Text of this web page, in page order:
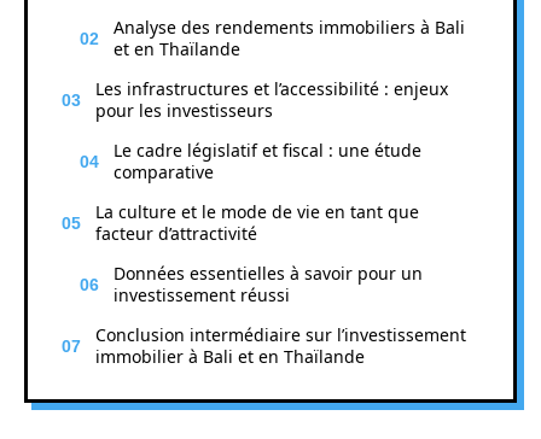
Analyse des rendements immobiliers à Bali
et en Thaïlande
Les infrastructures et l’accessibilité : enjeux
pour les investisseurs
Le cadre législatif et fiscal : une étude
comparative
La culture et le mode de vie en tant que
facteur d’attractivité
Données essentielles à savoir pour un
investissement réussi
Conclusion intermédiaire sur l’investissement
immobilier à Bali et en Thaïlande